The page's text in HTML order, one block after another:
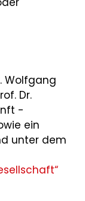
Wolfgang
Dr.
-
ein
unter dem